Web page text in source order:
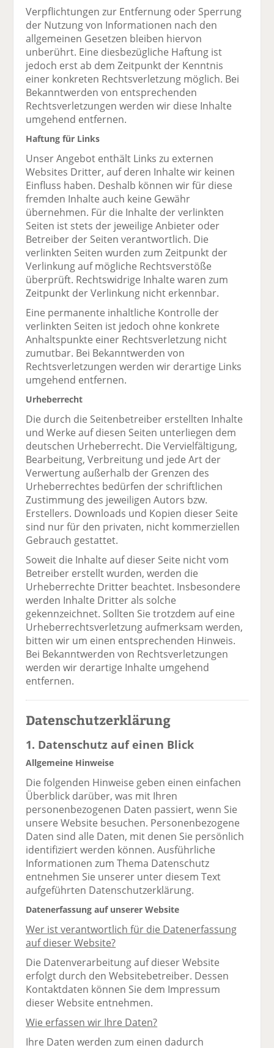
Verpflichtungen zur Entfernung oder Sperrung
der Nutzung von Informationen nach den
allgemeinen Gesetzen bleiben hiervon
unberührt. Eine diesbezügliche Haftung ist
jedoch erst ab dem Zeitpunkt der Kenntnis
einer konkreten Rechtsverletzung möglich. Bei
Bekanntwerden von entsprechenden
Rechtsverletzungen werden wir diese Inhalte
umgehend entfernen.
Haftung für Links
Unser Angebot enthält Links zu externen
Websites Dritter, auf deren Inhalte wir keinen
Einfluss haben. Deshalb können wir für diese
fremden Inhalte auch keine Gewähr
übernehmen. Für die Inhalte der verlinkten
Seiten ist stets der jeweilige Anbieter oder
Betreiber der Seiten verantwortlich. Die
verlinkten Seiten wurden zum Zeitpunkt der
Verlinkung auf mögliche Rechtsverstöße
überprüft. Rechtswidrige Inhalte waren zum
Zeitpunkt der Verlinkung nicht erkennbar.
Eine permanente inhaltliche Kontrolle der
verlinkten Seiten ist jedoch ohne konkrete
Anhaltspunkte einer Rechtsverletzung nicht
zumutbar. Bei Bekanntwerden von
Rechtsverletzungen werden wir derartige Links
umgehend entfernen.
Urheberrecht
Die durch die Seitenbetreiber erstellten Inhalte
und Werke auf diesen Seiten unterliegen dem
deutschen Urheberrecht. Die Vervielfältigung,
Bearbeitung, Verbreitung und jede Art der
Verwertung außerhalb der Grenzen des
Urheberrechtes bedürfen der schriftlichen
Zustimmung des jeweiligen Autors bzw.
Erstellers. Downloads und Kopien dieser Seite
sind nur für den privaten, nicht kommerziellen
Gebrauch gestattet.
Soweit die Inhalte auf dieser Seite nicht vom
Betreiber erstellt wurden, werden die
Urheberrechte Dritter beachtet. Insbesondere
werden Inhalte Dritter als solche
gekennzeichnet. Sollten Sie trotzdem auf eine
Urheberrechtsverletzung aufmerksam werden,
bitten wir um einen entsprechenden Hinweis.
Bei Bekanntwerden von Rechtsverletzungen
werden wir derartige Inhalte umgehend
entfernen.
Datenschutzerklärung
1. Datenschutz auf einen Blick
Allgemeine Hinweise
Die folgenden Hinweise geben einen einfachen
Überblick darüber, was mit Ihren
personenbezogenen Daten passiert, wenn Sie
unsere Website besuchen. Personenbezogene
Daten sind alle Daten, mit denen Sie persönlich
identifiziert werden können. Ausführliche
Informationen zum Thema Datenschutz
entnehmen Sie unserer unter diesem Text
aufgeführten Datenschutzerklärung.
Datenerfassung auf unserer Website
Wer ist verantwortlich für die Datenerfassung
auf dieser Website?
Die Datenverarbeitung auf dieser Website
erfolgt durch den Websitebetreiber. Dessen
Kontaktdaten können Sie dem Impressum
dieser Website entnehmen.
Wie erfassen wir Ihre Daten?
Ihre Daten werden zum einen dadurch